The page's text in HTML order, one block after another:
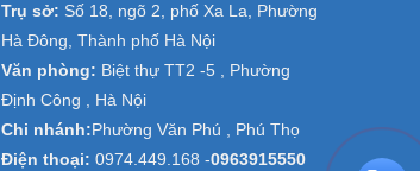
Trụ sở: Số 18, ngõ 2, phố Xa La, Phường
Hà Đông, Thành phố Hà Nội
Văn phòng: Biệt thự TT2 -5 , Phường
Định Công , Hà Nội
Chi nhánh: Phường Văn Phú , Phú Thọ
Điện thoại: 0974.449.168 -0963915550